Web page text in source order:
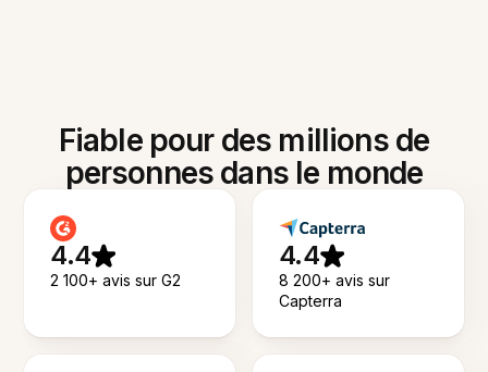
Fiable pour des millions de
personnes dans le monde
4.4
2 100+ avis sur G2
4.4
8 200+ avis sur
Capterra